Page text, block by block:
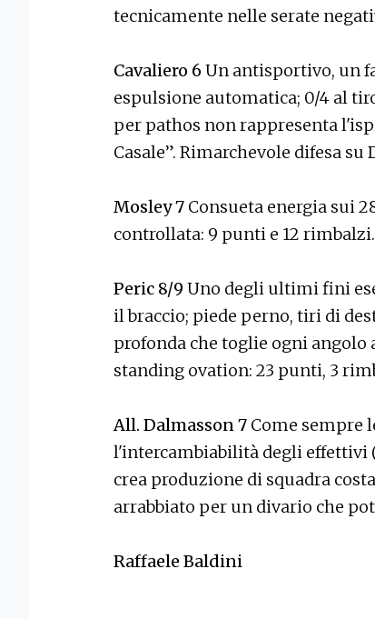
tecnicamente nelle serate
Cavaliero 6 Un antisportivo, un
espulsione automatica; 0/4 al
per pathos non rappresenta
Casale”. Rimarchevole difesa su
Mosley 7 Consueta energia sui
controllata: 9 punti e 12 rimbalzi.
Peric 8/9 Uno degli ultimi fini
il braccio; piede perno, tiri di
profonda che toglie ogni
standing ovation: 23 punti, 3
All. Dalmasson 7 Come sempre
l'intercambiabilità degli effettivi
crea produzione di squadra
arrabbiato per un divario che
Raffaele Baldini